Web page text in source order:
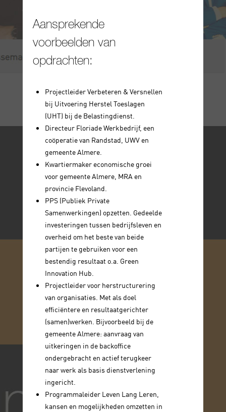
Aansprekende
voorbeelden van
opdrachten:
Projectleider Verbeteren & Versnellen
bij Uitvoering Herstel Toeslagen
(UHT) bij de Belastingdienst.
Directeur Floriade Werkbedrijf, een
coöperatie van Randstad, UWV en
gemeente Almere.
Kwartiermaker economische groei
voor gemeente Almere, MRA en
provincie Flevoland.
PPS (Publiek Private
Samenwerkingen) opzetten. Gedeelde
investeringen tussen bedrijfsleven en
overheid om het beste van beide
partijen te gebruiken voor een
bestendig resultaat o.a. Green
Innovation Hub.
Projectleider voor herstructurering
van organisaties. Met als doel
efficiëntere en resultaatgerichter
(samen)werken. Bijvoorbeeld bij de
gemeente Almere: aanvraag van
uitkeringen in de backoffice
ondergebracht en actief terugkeer
naar werk als basis dienstverlening
ingericht.
Programmaleider Leven Lang Leren,
kansen en mogelijkheden omzetten in